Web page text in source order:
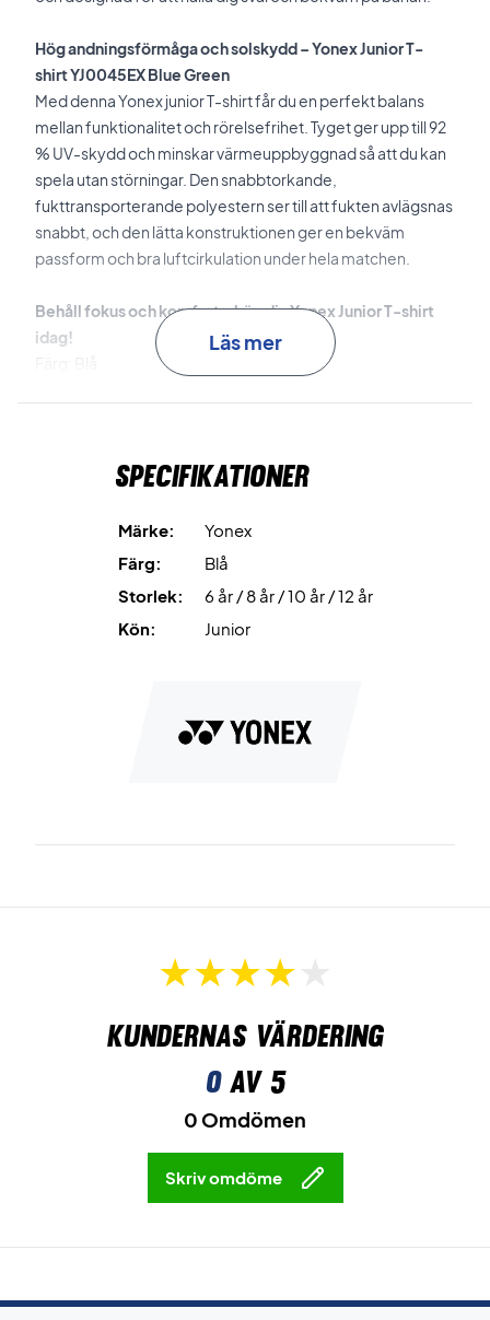
Hög andningsförmåga och solskydd – Yonex Junior T-
shirt YJ0045EX Blue Green
Med denna Yonex junior T-shirt får du en perfekt balans
mellan funktionalitet och rörelsefrihet. Tyget ger upp till 92
% UV-skydd och minskar värmeuppbyggnad så att du kan
spela utan störningar. Den snabbtorkande,
fukttransporterande polyestern ser till att fukten avlägsnas
snabbt, och den lätta konstruktionen ger en bekväm
passform och bra luftcirkulation under hela matchen.
Behåll fokus och komfort – köp din Yonex Junior T-shirt
idag!
Läs mer
Specifikationer
Märke:
Yonex
Färg:
Blå
Storlek:
6 år / 8 år / 10 år / 12 år
Kön:
Junior
Kundernas värdering
0av 5
0 Omdömen
Skriv omdöme